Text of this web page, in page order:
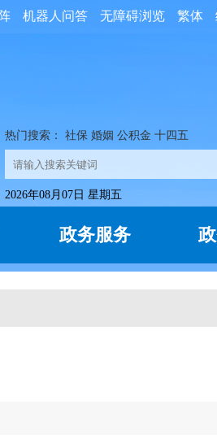
繁体
无障碍浏览
机器人问答
热门搜索： 社保 婚姻 公积金 十四五
2026年08月07日 星期五
政务服务